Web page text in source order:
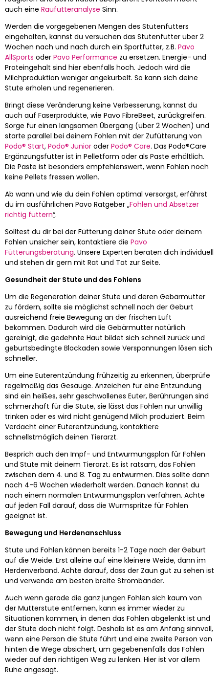
auch eine Raufutteranalyse Sinn.
Werden die vorgegebenen Mengen des Stutenfutters
eingehalten, kannst du versuchen das Stutenfutter über 2
Wochen nach und nach durch ein Sportfutter, z.B. Pavo
AllSports oder Pavo Performance zu ersetzen. Energie- und
Proteingehalt sind hier ebenfalls hoch. Jedoch wird die
Milchproduktion weniger angekurbelt. So kann sich deine
Stute erholen und regenerieren.
Bringt diese Veränderung keine Verbesserung, kannst du
auch auf Faserprodukte, wie Pavo FibreBeet, zurückgreifen.
Sorge für einen langsamen Übergang (über 2 Wochen) und
starte parallel bei deinem Fohlen mit der Zufütterung von
Podo® Start, Podo® Junior oder Podo® Care. Das Podo®Care
Ergänzungsfutter ist in Pelletform oder als Paste erhältlich.
Die Paste ist besonders empfehlenswert, wenn Fohlen noch
keine Pellets fressen wollen.
Ab wann und wie du dein Fohlen optimal versorgst, erfährst
du im ausführlichen Pavo Ratgeber „Fohlen und Absetzer
richtig füttern“.
Solltest du dir bei der Fütterung deiner Stute oder deinem
Fohlen unsicher sein, kontaktiere die Pavo
Fütterungsberatung. Unsere Experten beraten dich individuell
und stehen dir gern mit Rat und Tat zur Seite.
Gesundheit der Stute und des Fohlens
Um die Regeneration deiner Stute und deren Gebärmutter
zu fördern, sollte sie möglichst schnell nach der Geburt
ausreichend freie Bewegung an der frischen Luft
bekommen. Dadurch wird die Gebärmutter natürlich
gereinigt, die gedehnte Haut bildet sich schnell zurück und
geburtsbedingte Blockaden sowie Verspannungen lösen sich
schneller.
Um eine Euterentzündung frühzeitig zu erkennen, überprüfe
regelmäßig das Gesäuge. Anzeichen für eine Entzündung
sind ein heißes, sehr geschwollenes Euter, Berührungen sind
schmerzhaft für die Stute, sie lässt das Fohlen nur unwillig
trinken oder es wird nicht genügend Milch produziert. Beim
Verdacht einer Euterentzündung, kontaktiere
schnellstmöglich deinen Tierarzt.
Besprich auch den Impf- und Entwurmungsplan für Fohlen
und Stute mit deinem Tierarzt. Es ist ratsam, das Fohlen
zwischen dem 4. und 8. Tag zu entwurmen. Dies sollte dann
nach 4-6 Wochen wiederholt werden. Danach kannst du
nach einem normalen Entwurmungsplan verfahren. Achte
auf jeden Fall darauf, dass die Wurmspritze für Fohlen
geeignet ist.
Bewegung und Herdenanschluss
Stute und Fohlen können bereits 1-2 Tage nach der Geburt
auf die Weide. Erst alleine auf eine kleinere Weide, dann im
Herdenverband. Achte darauf, dass der Zaun gut zu sehen ist
und verwende am besten breite Strombänder.
Auch wenn gerade die ganz jungen Fohlen sich kaum von
der Mutterstute entfernen, kann es immer wieder zu
Situationen kommen, in denen das Fohlen abgelenkt ist und
der Stute doch nicht folgt. Deshalb ist es am Anfang sinnvoll,
wenn eine Person die Stute führt und eine zweite Person von
hinten die Wege absichert, um gegebenenfalls das Fohlen
wieder auf den richtigen Weg zu lenken. Hier ist vor allem
Ruhe angesagt.